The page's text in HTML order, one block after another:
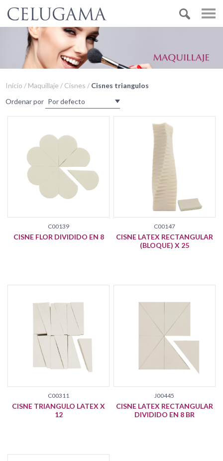
Inicio / Maquillaje / Cisnes / Cisnes triangulos
Ordenar por
C00139
CISNE FLOR DIVIDIDO EN 8
C00147
CISNE LATEX RECTANGULAR
(BLOQUE) X 25
C00311
CISNE TRIANGULO LATEX X
12
J00445
CISNE LATEX RECTANGULAR
DIVIDIDO EN 8 BR